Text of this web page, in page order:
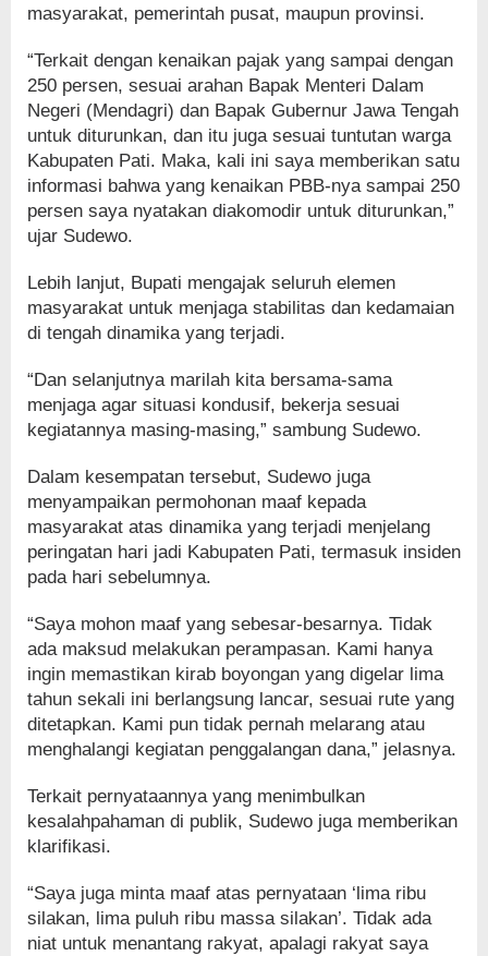
masyarakat, pemerintah pusat, maupun provinsi.
“Terkait dengan kenaikan pajak yang sampai dengan
250 persen, sesuai arahan Bapak Menteri Dalam
Negeri (Mendagri) dan Bapak Gubernur Jawa Tengah
untuk diturunkan, dan itu juga sesuai tuntutan warga
Kabupaten Pati. Maka, kali ini saya memberikan satu
informasi bahwa yang kenaikan PBB-nya sampai 250
persen saya nyatakan diakomodir untuk diturunkan,”
ujar Sudewo.
Lebih lanjut, Bupati mengajak seluruh elemen
masyarakat untuk menjaga stabilitas dan kedamaian
di tengah dinamika yang terjadi.
“Dan selanjutnya marilah kita bersama-sama
menjaga agar situasi kondusif, bekerja sesuai
kegiatannya masing-masing,” sambung Sudewo.
Dalam kesempatan tersebut, Sudewo juga
menyampaikan permohonan maaf kepada
masyarakat atas dinamika yang terjadi menjelang
peringatan hari jadi Kabupaten Pati, termasuk insiden
pada hari sebelumnya.
“Saya mohon maaf yang sebesar-besarnya. Tidak
ada maksud melakukan perampasan. Kami hanya
ingin memastikan kirab boyongan yang digelar lima
tahun sekali ini berlangsung lancar, sesuai rute yang
ditetapkan. Kami pun tidak pernah melarang atau
menghalangi kegiatan penggalangan dana,” jelasnya.
Terkait pernyataannya yang menimbulkan
kesalahpahaman di publik, Sudewo juga memberikan
klarifikasi.
“Saya juga minta maaf atas pernyataan ‘lima ribu
silakan, lima puluh ribu massa silakan’. Tidak ada
niat untuk menantang rakyat, apalagi rakyat saya